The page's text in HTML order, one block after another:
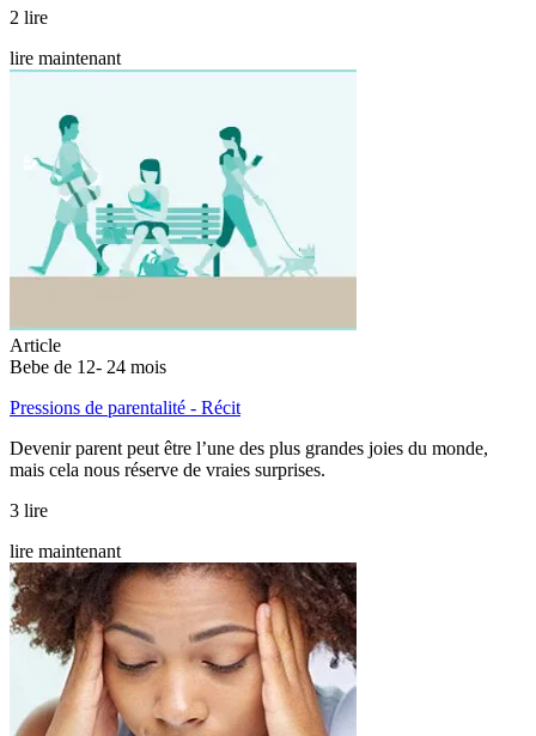
2 lire
lire maintenant
Article
Bebe de 12- 24 mois
Pressions de parentalité - Récit
Devenir parent peut être l’une des plus grandes joies du monde,
mais cela nous réserve de vraies surprises.
3 lire
lire maintenant